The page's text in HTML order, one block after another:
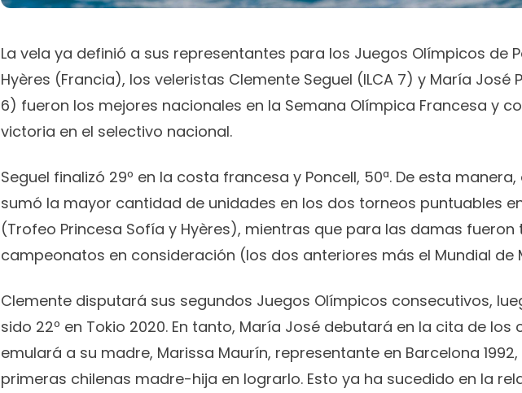
La vela ya definió a sus representantes para los Juegos Olímpicos de
Hyères (Francia), los veleristas Clemente Seguel (ILCA 7) y María José
6) fueron los mejores nacionales en la Semana Olímpica Francesa y
victoria en el selectivo nacional.
Seguel finalizó 29º en la costa francesa y Poncell, 50ª. De esta
sumó la mayor cantidad de unidades en los dos torneos puntuables
(Trofeo Princesa Sofía y Hyères), mientras que para las damas fueron
campeonatos en consideración (los dos anteriores más el Mundial de
Clemente disputará sus segundos Juegos Olímpicos consecutivos,
sido 22º en Tokio 2020. En tanto, María José debutará en la cita de los
emulará a su madre, Marissa Maurín, representante en Barcelona
primeras chilenas madre-hija en lograrlo. Esto ya ha sucedido en la